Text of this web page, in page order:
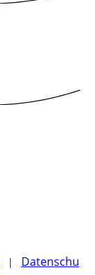
| Datenschu